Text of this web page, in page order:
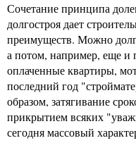
Сочетание принципа
долгостроя дает
преимуществ. Можно
а потом, например, еще и
оплаченные квартиры,
последний год
образом, затягивание
прикрытием всяких
сегодня массовый